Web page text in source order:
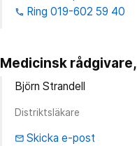
phone Ring 019-602 59 40
Medicinsk
Björn Strandell
Distriktsläkare
email Skicka e-post